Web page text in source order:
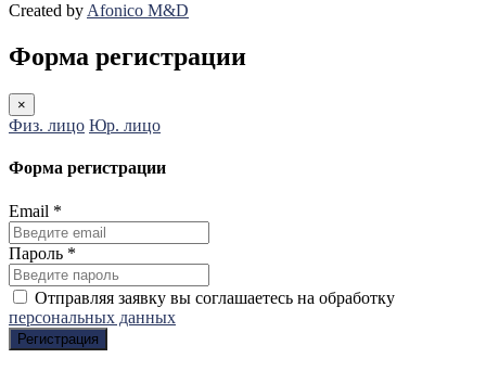
Created by Afonico M&D
Форма регистрации
×
Физ. лицо Юр. лицо
Форма регистрации
Email *
Пароль *
Отправляя заявку вы соглашаетесь на обработку
персональных данных
Регистрация